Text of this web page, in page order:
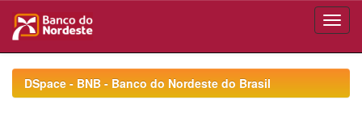
navigationDSpace - BNB - Banco do Nordeste do Brasil